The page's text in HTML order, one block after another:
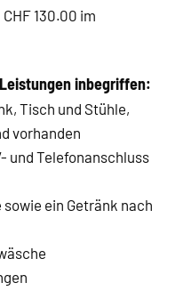
130.00 im
inbegriffen:
Tisch und Stühle,
vorhanden
und Telefonanschluss
ein Getränk nach